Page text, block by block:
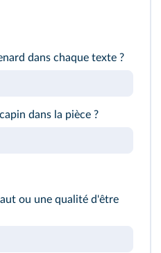
dans chaque texte ?
dans la pièce ?
ou une qualité d'être